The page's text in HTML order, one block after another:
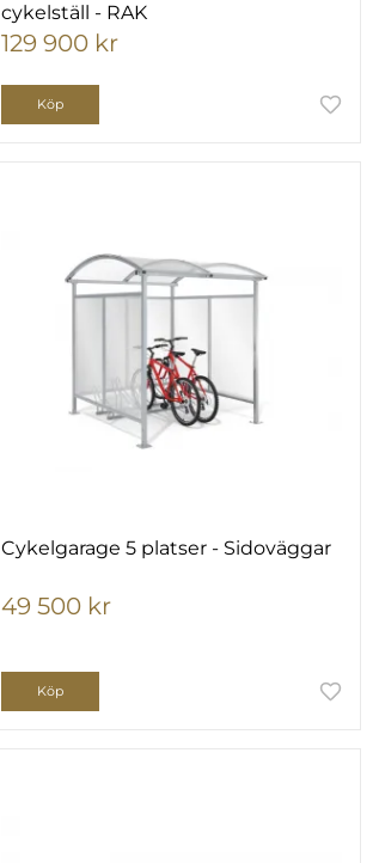
cykelställ - RAK
129 900 kr
Köp
Cykelgarage 5 platser - Sidoväggar
49 500 kr
Köp